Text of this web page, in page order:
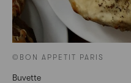
©BON APPETIT PARIS
Buvette